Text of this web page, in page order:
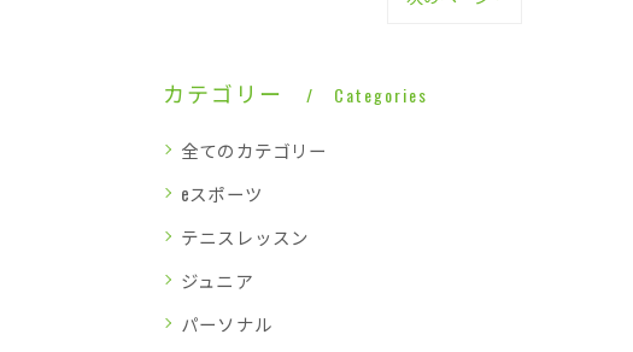
カテゴリー Categories
全てのカテゴリー
eスポーツ
テニスレッスン
ジュニア
パーソナル